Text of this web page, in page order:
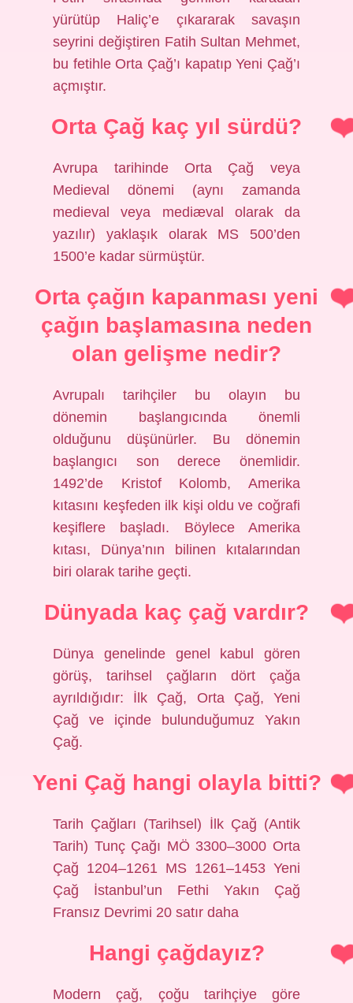
yürütüp Haliç’e çıkararak savaşın
seyrini değiştiren Fatih Sultan Mehmet,
bu fetihle Orta Çağ’ı kapatıp Yeni Çağ’ı
açmıştır.
Orta Çağ kaç yıl sürdü?
Avrupa tarihinde Orta Çağ veya
Medieval dönemi (aynı zamanda
medieval veya mediæval olarak da
yazılır) yaklaşık olarak MS 500’den
1500’e kadar sürmüştür.
Orta çağın kapanması yeni
çağın başlamasına neden
olan gelişme nedir?
Avrupalı ​​tarihçiler bu olayın bu
dönemin başlangıcında önemli
olduğunu düşünürler. Bu dönemin
başlangıcı son derece önemlidir.
1492’de Kristof Kolomb, Amerika
kıtasını keşfeden ilk kişi oldu ve coğrafi
keşiflere başladı. Böylece Amerika
kıtası, Dünya’nın bilinen kıtalarından
biri olarak tarihe geçti.
Dünyada kaç çağ vardır?
Dünya genelinde genel kabul gören
görüş, tarihsel çağların dört çağa
ayrıldığıdır: İlk Çağ, Orta Çağ, Yeni
Çağ ve içinde bulunduğumuz Yakın
Çağ.
Yeni Çağ hangi olayla bitti?
Tarih Çağları (Tarihsel) İlk Çağ (Antik
Tarih) Tunç Çağı MÖ 3300–3000 Orta
Çağ 1204–1261 MS 1261–1453 Yeni
Çağ İstanbul’un Fethi Yakın Çağ
Fransız Devrimi 20 satır daha
Hangi çağdayız?
Modern çağ, çoğu tarihçiye göre